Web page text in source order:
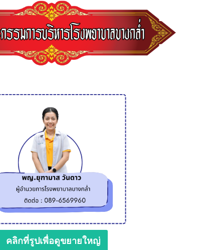
คลิกที่รูปเพื่อดูขยายใหญ่